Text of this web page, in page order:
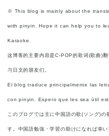
※ This blog is mainly about the
with pinyin. Hope it can help you to
Karaoke.
这博客的主要内容是C-POP的歌词(歌曲)
习日文的朋友们。
El blog traduce principalmente las
con pinyin. Espero que les sea útil
このブログでは主に中国語の歌(ソング)
す。中国語勉強・学習の助けになれば幸い